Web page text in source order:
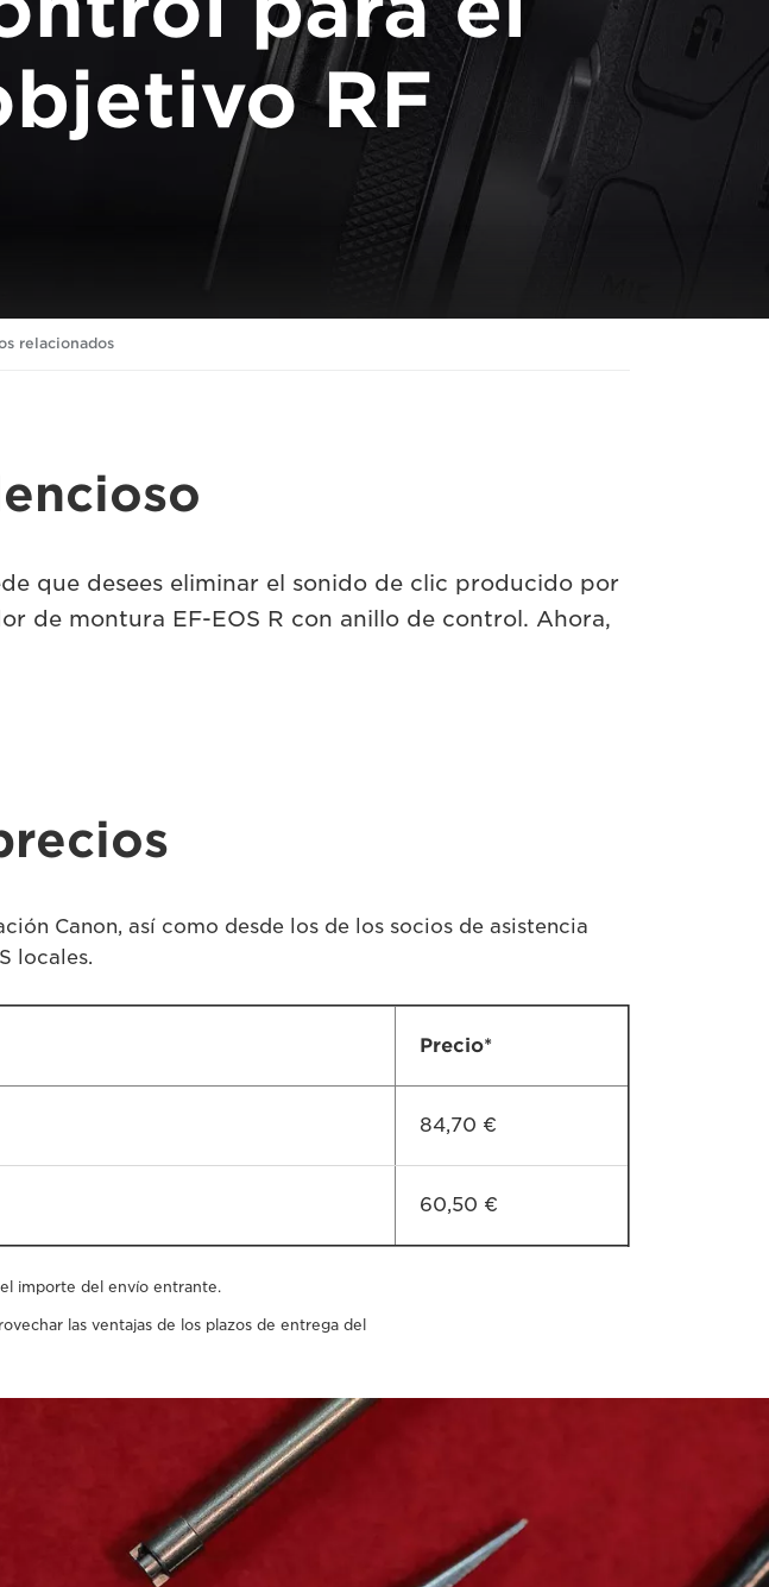
RF
relacionados
que desees eliminar el sonido de clic producido por
de montura EF-EOS R con anillo de control. Ahora,
Canon, así como desde los de los socios de asistencia
locales.
Precio*
84,70 €
60,50 €
importe del envío entrante.
las ventajas de los plazos de entrega del